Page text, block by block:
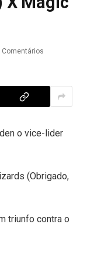
Comentários
o vice-lider
(Obrigado,
triunfo contra o